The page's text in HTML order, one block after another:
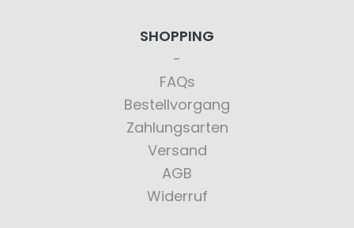
SHOPPING
FAQs
Bestellvorgang
Zahlungsarten
Versand
AGB
Widerruf